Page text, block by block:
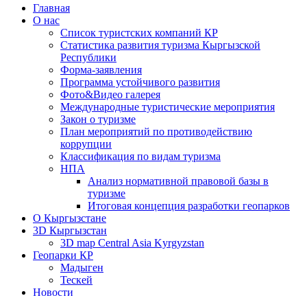
Главная
О нас
Список туристских компаний КР
Статистика развития туризма Кыргызской
Республики
Форма-заявления
Программа устойчивого развития
Фото&Видео галерея
Международные туристические мероприятия
Закон о туризме
План мероприятий по противодействию
коррупции
Классификация по видам туризма
НПА
Анализ нормативной правовой базы в
туризме
Итоговая концепция разработки геопарков
О Кыргызстане
3D Кыргызстан
3D map Central Asia Kyrgyzstan
Геопарки КР
Мадыген
Тескей
Новости